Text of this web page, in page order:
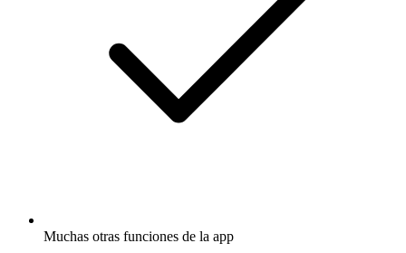
Muchas otras funciones de la app